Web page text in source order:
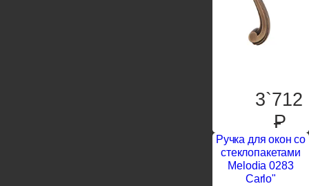
3`712
P
Ручка для окон со
стеклопакетами
Melodia 0283
Carlo"